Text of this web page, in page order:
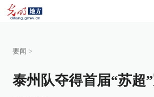
要闻 >
泰州队夺得首届“苏超